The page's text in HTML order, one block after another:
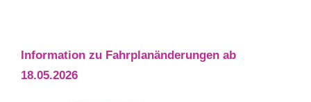
Information zu Fahrplanänderungen ab
18.05.2026